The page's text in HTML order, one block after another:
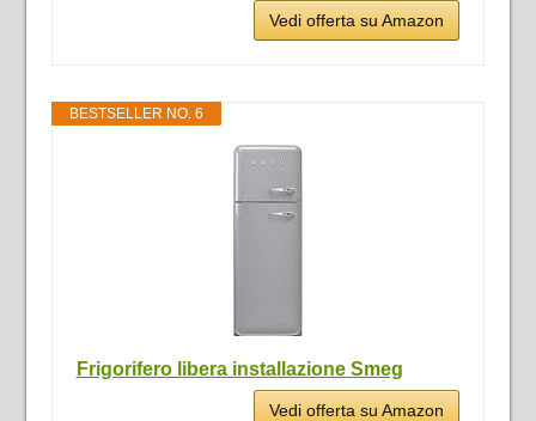
Vedi offerta su Amazon
BESTSELLER NO. 6
Frigorifero libera installazione Smeg
Vedi offerta su Amazon